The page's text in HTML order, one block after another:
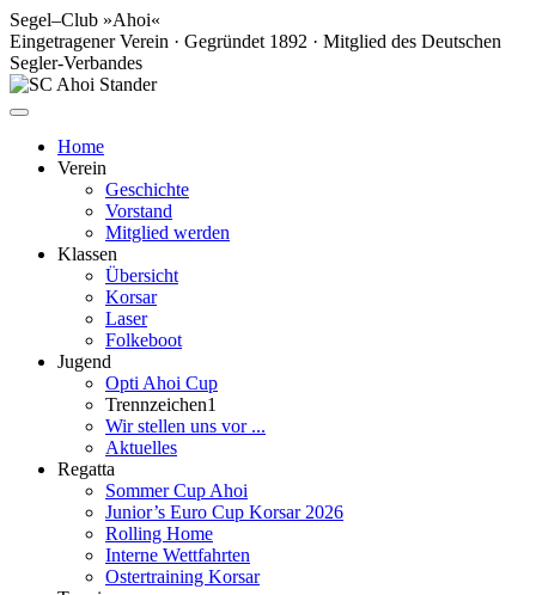
Segel–Club »Ahoi«
Eingetragener Verein · Gegründet 1892 · Mitglied des Deutschen
Segler-Verbandes
Home
Verein
Geschichte
Vorstand
Mitglied werden
Klassen
Übersicht
Korsar
Laser
Folkeboot
Jugend
Opti Ahoi Cup
Trennzeichen1
Wir stellen uns vor ...
Aktuelles
Regatta
Sommer Cup Ahoi
Junior’s Euro Cup Korsar 2026
Rolling Home
Interne Wettfahrten
Ostertraining Korsar